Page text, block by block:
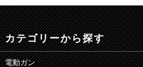
カテゴリーから探す
電動ガン